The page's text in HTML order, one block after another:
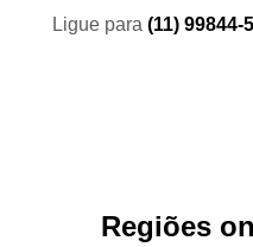
Ligue para (11) 99844-
Regiões